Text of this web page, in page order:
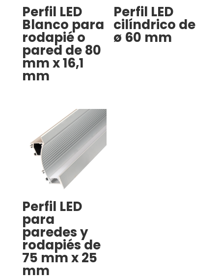
Perfil LED
Blanco para
rodapié o
pared de 80
mm x 16,1
mm
Perfil LED
cilíndrico de
ø 60 mm
Perfil LED
para
paredes y
rodapiés de
75 mm x 25
mm